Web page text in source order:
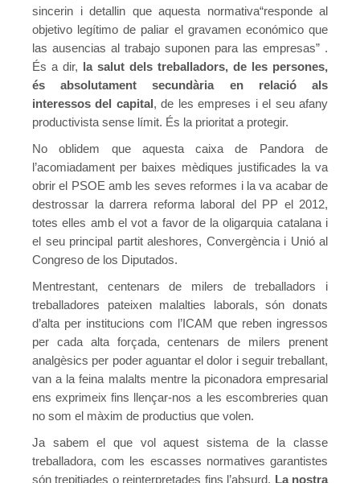
sincerin i detallin que aquesta normativa“responde al
objetivo legítimo de paliar el gravamen económico que
las ausencias al trabajo suponen para las empresas” .
És a dir, la salut dels treballadors, de les persones,
és absolutament secundària en relació als
interessos del capital, de les empreses i el seu afany
productivista sense límit. És la prioritat a protegir.
No oblidem que aquesta caixa de Pandora de
l’acomiadament per baixes mèdiques justificades la va
obrir el PSOE amb les seves reformes i la va acabar de
destrossar la darrera reforma laboral del PP el 2012,
totes elles amb el vot a favor de la oligarquia catalana i
el seu principal partit aleshores, Convergència i Unió al
Congreso de los Diputados.
Mentrestant, centenars de milers de treballadors i
treballadores pateixen malalties laborals, són donats
d’alta per institucions com l’ICAM que reben ingressos
per cada alta forçada, centenars de milers prenent
analgèsics per poder aguantar el dolor i seguir treballant,
van a la feina malalts mentre la piconadora empresarial
ens exprimeix fins llençar-nos a les escombreries quan
no som el màxim de productius que volen.
Ja sabem el que vol aquest sistema de la classe
treballadora, com les escasses normatives garantistes
són trepitjades o reinterpretades fins l’absurd. La nostra